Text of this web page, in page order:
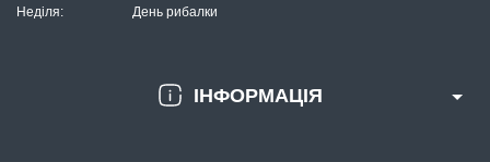
ІНФОРМАЦІЯ
Неділя: День рибалки